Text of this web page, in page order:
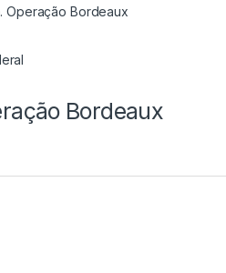
Operação Bordeaux
Bordeaux